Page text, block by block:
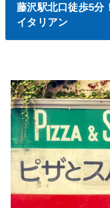
藤沢駅北口徒歩5分
イタリアン